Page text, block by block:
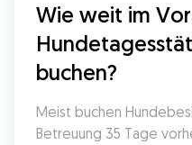
Wie weit im
buchen?
Meist buchen
Betreuung 35 Tage